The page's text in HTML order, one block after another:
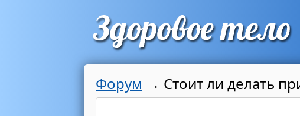
Форум → Стоит ли делать